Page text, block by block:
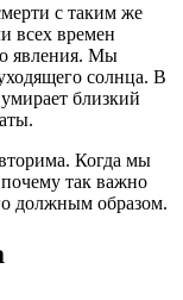
с таким же
всех времен
явления. Мы
солнца. В
близкий
Когда мы
так важно
должным образом.